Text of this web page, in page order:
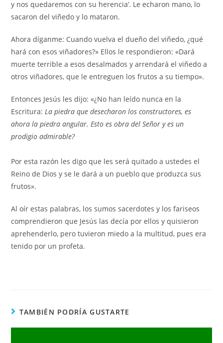
y nos quedaremos con su herencia’. Le echaron mano, lo
sacaron del viñedo y lo mataron.
Ahora díganme: Cuando vuelva el dueño del viñedo, ¿qué
hará con esos viñadores?» Ellos le respondieron: «Dará
muerte terrible a esos desalmados y arrendará el viñedo a
otros viñadores, que le entreguen los frutos a su tiempo».
Entonces Jesús les dijo: «¿No han leído nunca en la
Escritura: La piedra que desecharon los constructores, es
ahora la piedra angular. Esto es obra del Señor y es un
prodigio admirable?
Por esta razón les digo que les será quitado a ustedes el
Reino de Dios y se le dará a un pueblo que produzca sus
frutos».
Al oír estas palabras, los sumos sacerdotes y los fariseos
comprendieron que Jesús las decía por ellos y quisieron
aprehenderlo, pero tuvieron miedo a la multitud, pues era
tenido por un profeta.
TAMBIÉN PODRÍA GUSTARTE